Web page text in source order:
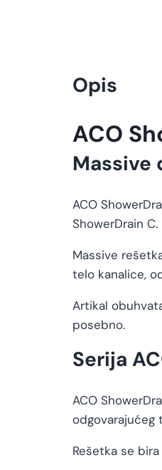
Opis
ACO
Massive
ACO
ShowerDrain
Massive
telo kanalice,
Artikal
posebno.
Serija
ACO
odgovarajućeg
Rešetka se